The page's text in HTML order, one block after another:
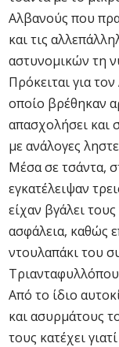
Αλβανούς που
και τις
αστυνομικών τη
Πρόκειται για
οποίο βρέθηκαν
απασχολήσει και
με ανάλογες
Μέσα σε τσάντα,
εγκατέλειψαν
είχαν βγάλει
ασφάλεια, καθώς
ντουλαπάκι του
Από το ίδιο
και ασυρμάτους
τους κατέχει